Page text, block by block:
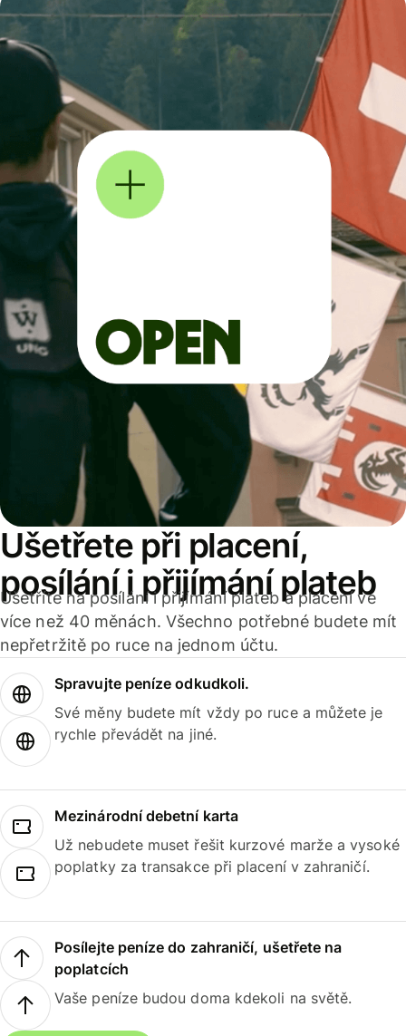
Ušetřete při placení,
posílání i přijímání plateb
Ušetříte na posílání i přijímání plateb a placení ve
více než 40 měnách. Všechno potřebné budete mít
nepřetržitě po ruce na jednom účtu.
Spravujte peníze odkudkoli.
Své měny budete mít vždy po ruce a můžete je
rychle převádět na jiné.
Mezinárodní debetní karta
Už nebudete muset řešit kurzové marže a vysoké
poplatky za transakce při placení v zahraničí.
Posílejte peníze do zahraničí, ušetřete na
poplatcích
Vaše peníze budou doma kdekoli na světě.